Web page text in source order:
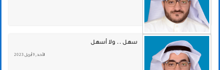
سهل .. ولا أسهل
الأحد , 9 أبريل 2023